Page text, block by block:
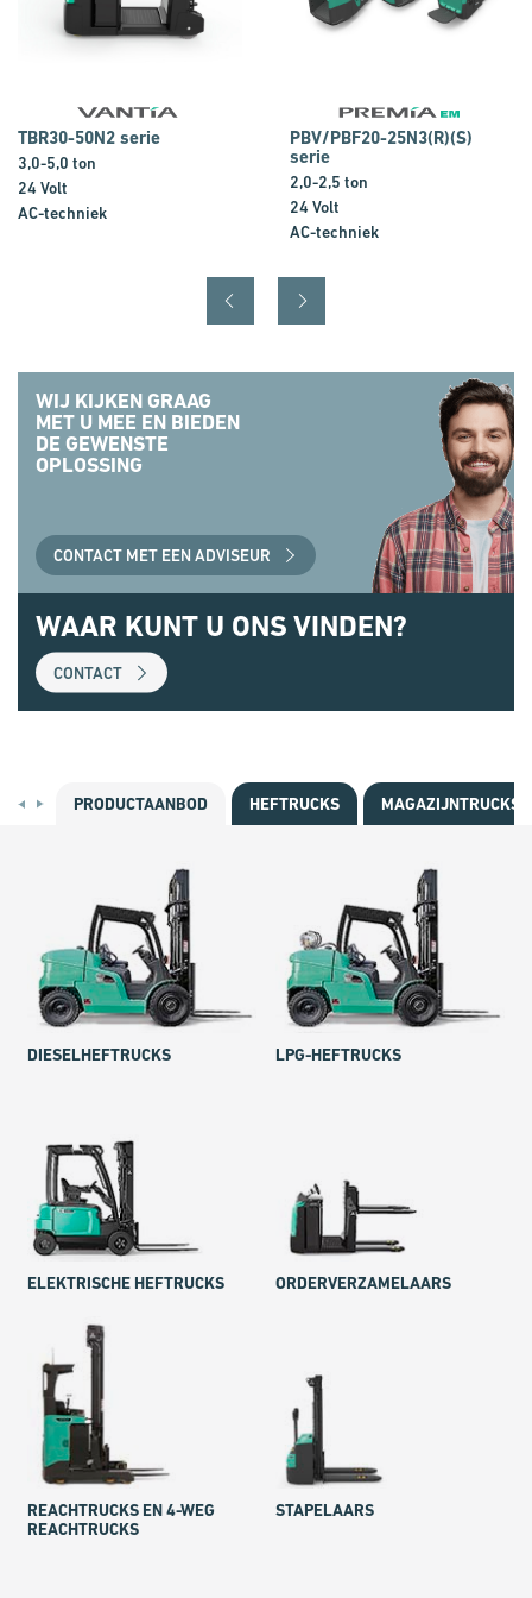
TBR30-50N2 serie
3,0-5,0 ton
24 Volt
AC-techniek
PBV/PBF20-25N3(R)(S)
serie
2,0-2,5 ton
24 Volt
AC-techniek
WIJ KIJKEN GRAAG
MET U MEE EN BIEDEN
DE GEWENSTE
OPLOSSING
CONTACT MET EEN ADVISEUR
WAAR KUNT U ONS VINDEN?
CONTACT
PRODUCTAANBOD HEFTRUCKS MAGAZIJNTRUCKS
DIESELHEFTRUCKS LPG-HEFTRUCKS
ELEKTRISCHE HEFTRUCKS ORDERVER­ZAMELAARS
REACH­TRUCKS EN 4-WEG
REACH­TRUCKS
STAPELAARS